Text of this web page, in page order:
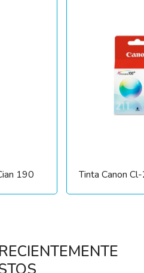
190 Tinta Canon